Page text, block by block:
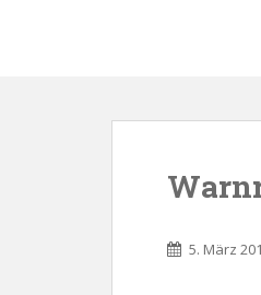
5. März